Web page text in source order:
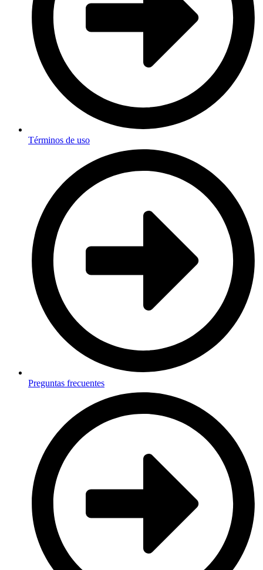
Términos de uso
Preguntas frecuentes